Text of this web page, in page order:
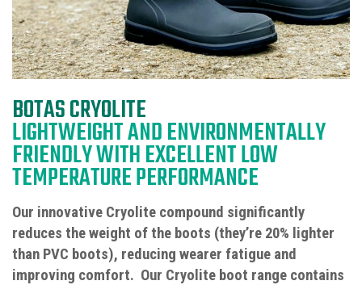
BOTAS CRYOLITE
LIGHTWEIGHT AND ENVIRONMENTALLY
FRIENDLY WITH EXCELLENT LOW
TEMPERATURE PERFORMANCE
Our innovative Cryolite compound significantly
reduces the weight of the boots (they’re 20% lighter
than PVC boots), reducing wearer fatigue and
improving comfort. Our Cryolite boot range contains